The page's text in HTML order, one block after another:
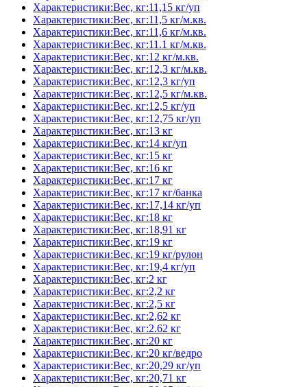
Характеристики:Вес, кг:11,15 кг/уп
Характеристики:Вес, кг:11,5 кг/м.кв.
Характеристики:Вес, кг:11,6 кг/м.кв.
Характеристики:Вес, кг:11.1 кг/м.кв.
Характеристики:Вес, кг:12 кг/м.кв.
Характеристики:Вес, кг:12,3 кг/м.кв.
Характеристики:Вес, кг:12,3 кг/уп
Характеристики:Вес, кг:12,5 кг/м.кв.
Характеристики:Вес, кг:12,5 кг/уп
Характеристики:Вес, кг:12,75 кг/уп
Характеристики:Вес, кг:13 кг
Характеристики:Вес, кг:14 кг/уп
Характеристики:Вес, кг:15 кг
Характеристики:Вес, кг:16 кг
Характеристики:Вес, кг:17 кг
Характеристики:Вес, кг:17 кг/банка
Характеристики:Вес, кг:17,14 кг/уп
Характеристики:Вес, кг:18 кг
Характеристики:Вес, кг:18,91 кг
Характеристики:Вес, кг:19 кг
Характеристики:Вес, кг:19 кг/рулон
Характеристики:Вес, кг:19,4 кг/уп
Характеристики:Вес, кг:2 кг
Характеристики:Вес, кг:2,2 кг
Характеристики:Вес, кг:2,5 кг
Характеристики:Вес, кг:2,62 кг
Характеристики:Вес, кг:2.62 кг
Характеристики:Вес, кг:20 кг
Характеристики:Вес, кг:20 кг/ведро
Характеристики:Вес, кг:20,29 кг/уп
Характеристики:Вес, кг:20,71 кг